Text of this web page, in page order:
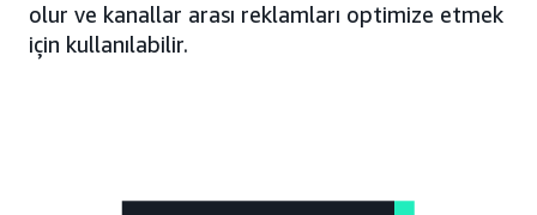
olur ve kanallar arası reklamları optimize etmek
için kullanılabilir.